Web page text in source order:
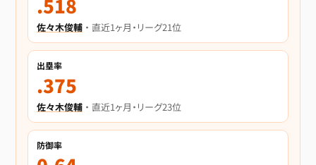
.518
佐々木俊輔 ・ 直近1ヶ月・リーグ21位
出塁率
.375
佐々木俊輔 ・ 直近1ヶ月・リーグ23位
防御率